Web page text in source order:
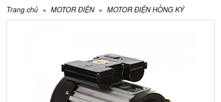
Trang chủ » MOTOR ĐIỆN » MOTOR ĐIỆN HỒNG KÝ